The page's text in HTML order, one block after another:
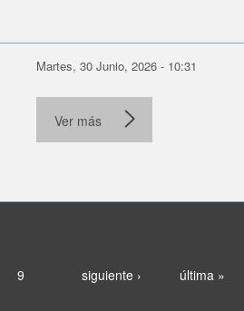
Martes, 30 Junio, 2026 - 10:31
Ver más
9 siguiente › última »